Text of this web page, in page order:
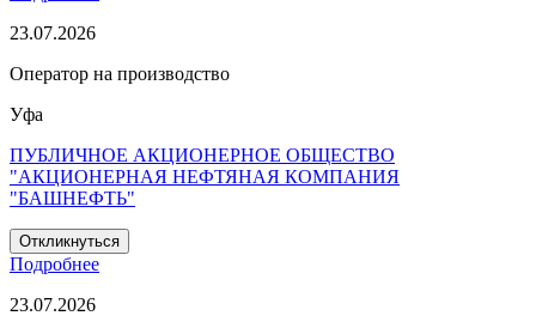
23.07.2026
Оператор на производство
Уфа
ПУБЛИЧНОЕ АКЦИОНЕРНОЕ ОБЩЕСТВО
"АКЦИОНЕРНАЯ НЕФТЯНАЯ КОМПАНИЯ
"БАШНЕФТЬ"
Откликнуться
Подробнее
23.07.2026